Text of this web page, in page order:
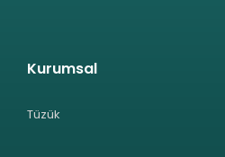
Kurumsal
Tüzük